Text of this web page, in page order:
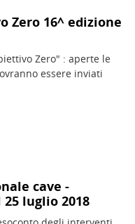
Zero 16^ edizione
Zero" : aperte le
essere inviati
cave -
luglio 2018